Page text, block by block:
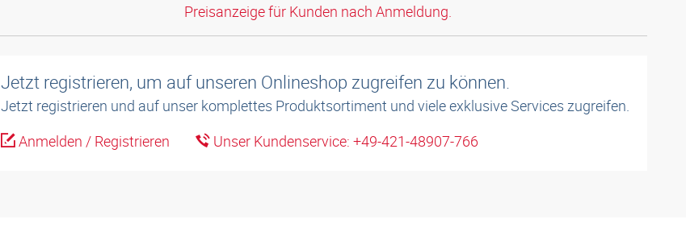
Preisanzeige für Kunden nach Anmeldung.
Jetzt registrieren, um auf unseren Onlineshop zugreifen zu können.
Jetzt registrieren und auf unser komplettes Produktsortiment und viele exklusive Services zugreifen.
Anmelden / Registrieren
Unser Kundenservice: +49-421-48907-766